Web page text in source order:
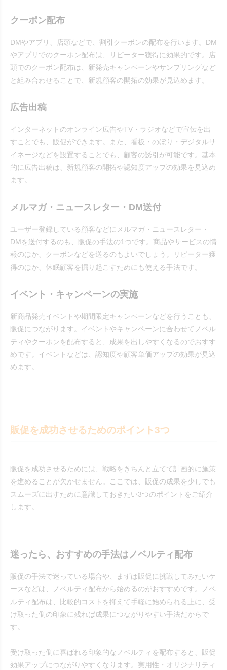
クーポン配布
DMやアプリ、店頭などで、割引クーポンの配布を行います。DM
やアプリでのクーポン配布は、リピーター獲得に効果的です。店
頭でのクーポン配布は、新発売キャンペーンやサンプリングなど
と組み合わせることで、新規顧客の開拓の効果が見込めます。
広告出稿
インターネットのオンライン広告やTV・ラジオなどで宣伝を出
すことでも、販促ができます。また、看板・のぼり・デジタルサ
イネージなどを設置することでも、顧客の誘引が可能です。基本
的に広告出稿は、新規顧客の開拓や認知度アップの効果を見込め
ます。
メルマガ・ニュースレター・DM送付
ユーザー登録している顧客などにメルマガ・ニュースレター・
DMを送付するのも、販促の手法の1つです。商品やサービスの情
報のほか、クーポンなどを送るのもよいでしょう。リピーター獲
得のほか、休眠顧客を掘り起こすためにも使える手法です。
イベント・キャンペーンの実施
新商品発売イベントや期間限定キャンペーンなどを行うことも、
販促につながります。イベントやキャンペーンに合わせてノベル
ティやクーポンを配布すると、成果を出しやすくなるのでおすす
めです。イベントなどは、認知度や顧客単価アップの効果が見込
めます。
販促を成功させるためのポイント3つ
販促を成功させるためには、戦略をきちんと立てて計画的に施策
を進めることが欠かせません。ここでは、販促の成果を少しでも
スムーズに出すために意識しておきたい3つのポイントをご紹介
します。
迷ったら、おすすめの手法はノベルティ配布
販促の手法で迷っている場合や、まずは販促に挑戦してみたいケ
ースなどは、ノベルティ配布から始めるのがおすすめです。ノベ
ルティ配布は、比較的コストを抑えて手軽に始められる上に、受
け取った側の印象に残れば成果につながりやすい手法だからで
す。
受け取った側に喜ばれる印象的なノベルティを配布すると、販促
効果アップにつながりやすくなります。実用性・オリジナリティ